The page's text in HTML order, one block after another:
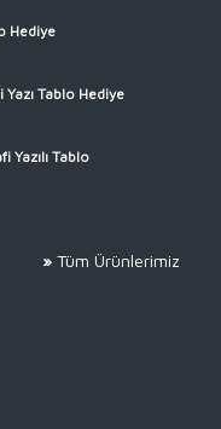
Hediye
Yazı Tablo Hediye
Yazılı Tablo
» Tüm Ürünlerimiz